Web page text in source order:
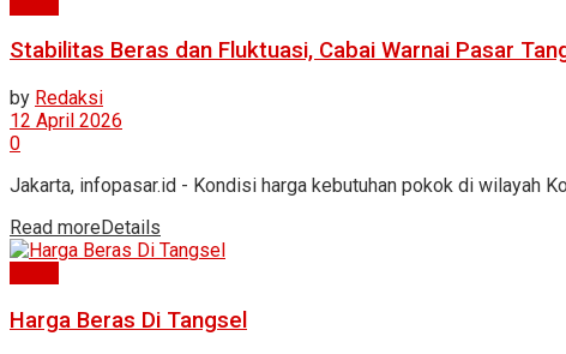
Stabilitas Beras dan Fluktuasi, Cabai Warnai Pasar
by Redaksi
12 April 2026
0
Jakarta, infopasar.id - Kondisi harga kebutuhan pokok di wilayah
Read more Details
Harga Beras Di Tangsel